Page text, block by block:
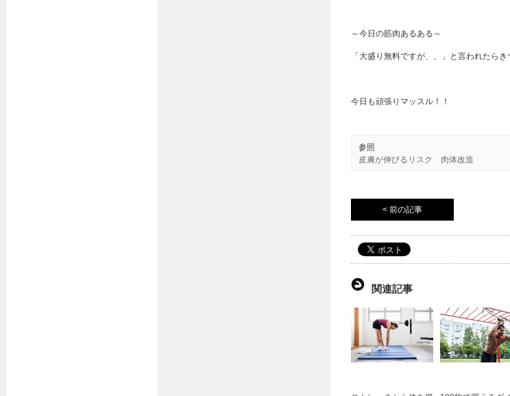
～今日の筋肉あるある～
「大盛り無料ですが、、」と言われたら
今日も頑張りマッスル！！
参照
皮膚が伸びるリスク 肉体改造
< 前の記事
関連記事